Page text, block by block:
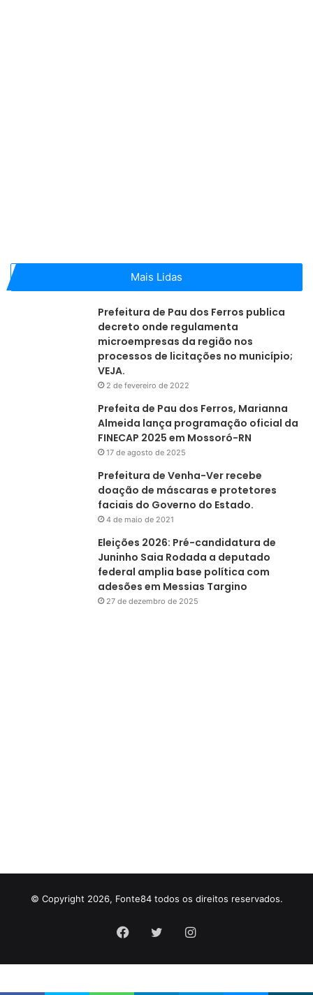
Mais Lidas
Prefeitura de Pau dos Ferros publica
decreto onde regulamenta
microempresas da região nos
processos de licitações no município;
VEJA.
2 de fevereiro de 2022
Prefeita de Pau dos Ferros, Marianna
Almeida lança programação oficial da
FINECAP 2025 em Mossoró-RN
17 de agosto de 2025
Prefeitura de Venha-Ver recebe
doação de máscaras e protetores
faciais do Governo do Estado.
4 de maio de 2021
Eleições 2026: Pré-candidatura de
Juninho Saia Rodada a deputado
federal amplia base política com
adesões em Messias Targino
27 de dezembro de 2025
© Copyright 2026, Fonte84 todos os direitos reservados.
Facebook
TwitterInstagram